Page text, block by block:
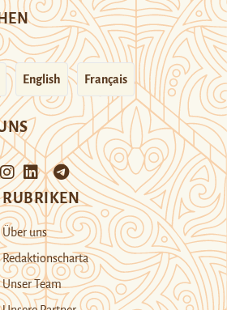
English Français
RUBRIKEN
Über uns
Redaktionscharta
Unser Team